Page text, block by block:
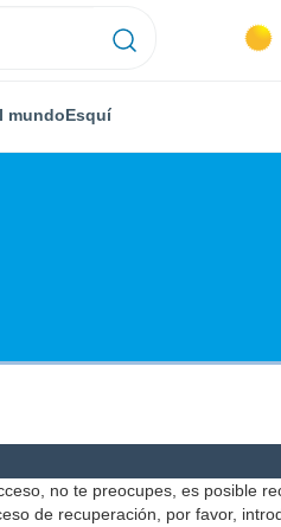
mundoEsquí
no te preocupes, es posible
de recuperación, por favor,